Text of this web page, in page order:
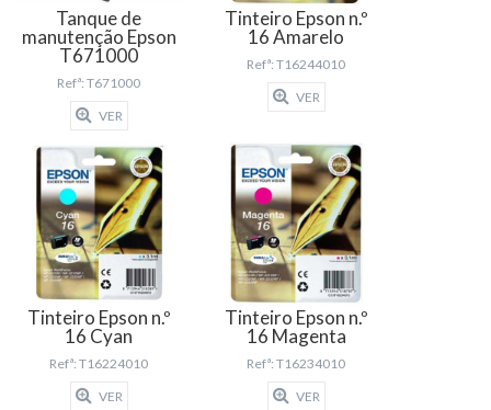
Tanque de
manutenção Epson
T671000
Refª: T671000
VER
Tinteiro Epson n.º
16 Amarelo
Refª: T16244010
VER
Tinteiro Epson n.º
16 Cyan
Refª: T16224010
VER
Tinteiro Epson n.º
16 Magenta
Refª: T16234010
VER